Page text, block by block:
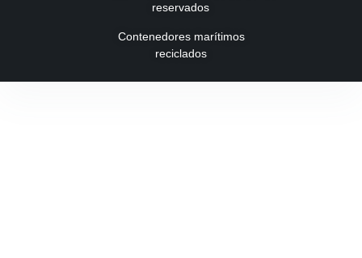
reservados
Contenedores marítimos
reciclados